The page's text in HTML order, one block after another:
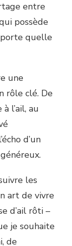
entre
possède
quelle
une
rôle clé. De
l’ail, au
d’un
les
art de vivre
d’ail rôti –
je souhaite
de